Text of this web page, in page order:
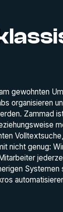
gewohnten
organisieren
Zammad
nicht genug:
Systemen